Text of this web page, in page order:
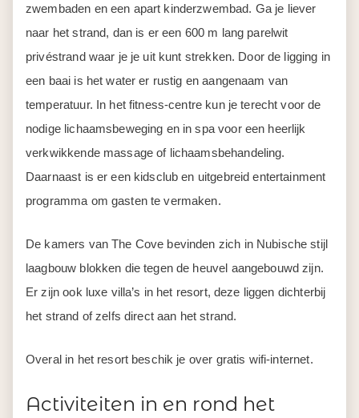
zwembaden en een apart kinderzwembad. Ga je liever
naar het strand, dan is er een 600 m lang parelwit
privéstrand waar je je uit kunt strekken. Door de ligging in
een baai is het water er rustig en aangenaam van
temperatuur. In het fitness-centre kun je terecht voor de
nodige lichaamsbeweging en in spa voor een heerlijk
verkwikkende massage of lichaamsbehandeling.
Daarnaast is er een kidsclub en uitgebreid entertainment
programma om gasten te vermaken.
De kamers van The Cove bevinden zich in Nubische stijl
laagbouw blokken die tegen de heuvel aangebouwd zijn.
Er zijn ook luxe villa’s in het resort, deze liggen dichterbij
het strand of zelfs direct aan het strand.
Overal in het resort beschik je over gratis wifi-internet.
Activiteiten in en rond het